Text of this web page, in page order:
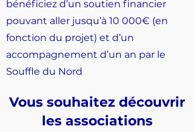
bénéficiez d’un soutien financier
pouvant aller jusqu’à 10 000€ (en
fonction du projet) et d’un
accompagnement d’un an par le
Souffle du Nord
Vous souhaitez découvrir
les associations